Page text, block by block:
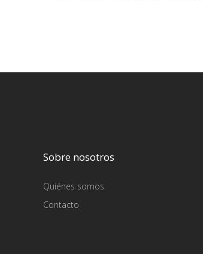
Sobre nosotros
Quiénes somos
Contacto